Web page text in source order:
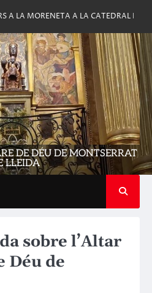
MORENETA A LA CATEDRAL DE
DE DÉU DE MONTSERRAT
LLEIDA
sobre l’Altar
Déu de